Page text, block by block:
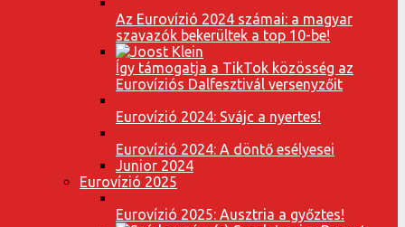
Az Eurovízió 2024 számai: a magyar
szavazók bekerültek a top 10-be!
Így támogatja a TikTok közösség az
Eurovíziós Dalfesztivál versenyzőit
Eurovízió 2024: Svájc a nyertes!
Eurovízió 2024: A döntő esélyesei
Junior 2024
Eurovízió 2025
Eurovízió 2025: Ausztria a győztes!